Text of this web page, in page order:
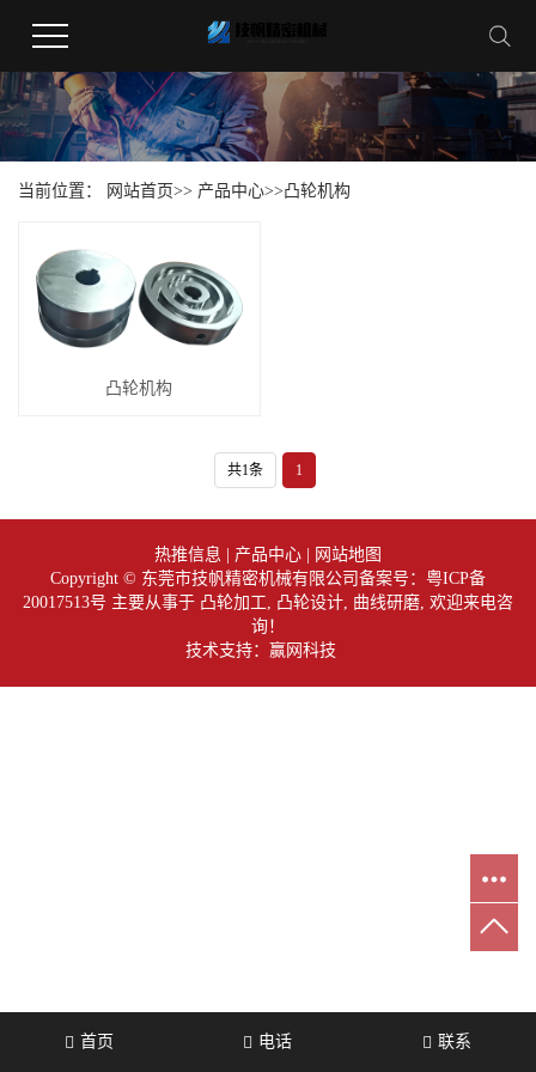
当前位置： 网站首页>> 产品中心>>凸轮机构
凸轮机构
共1条 1
热推信息 | 产品中心 | 网站地图
Copyright © 东莞市技帆精密机械有限公司备案号： 粤ICP备
20017513号 主要从事于 凸轮加工 凸轮设计 曲线研磨 , 欢迎来电咨
询！
技术支持：赢网科技
首页 电话 联系